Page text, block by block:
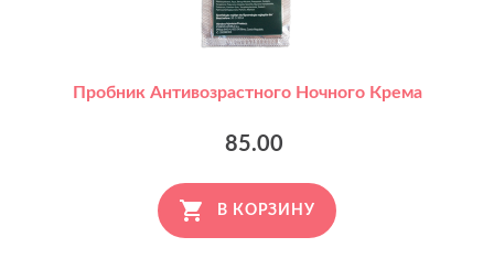
Пробник Антивозрастного Ночного Крема
85.00
В КОРЗИНУ